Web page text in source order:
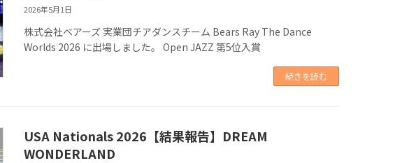
2026年5月1日
株式会社ベアーズ 実業団チアダンスチーム Bears Ray The Dance
Worlds 2026 に出場しました。 Open JAZZ 第5位入賞
続きを読む
USA Nationals 2026【結果報告】DREAM
WONDERLAND